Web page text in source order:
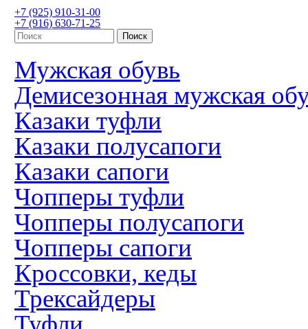
+7 (925) 910-31-00
+7 (916) 630-71-25
Мужская обувь
Демисезонная мужская
Казаки туфли
Казаки полусапоги
Казаки сапоги
Чопперы туфли
Чопперы полусапоги
Чопперы сапоги
Кроссовки, кеды
Трексайдеры